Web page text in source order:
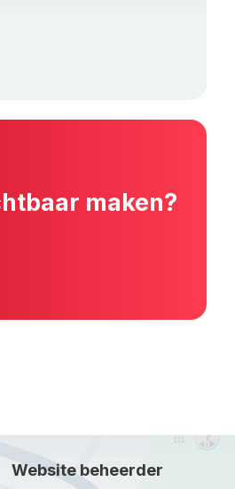
maken?
Website beheerder